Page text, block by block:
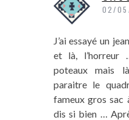
02/
J’ai essayé un
et là, l’horreur
poteaux mais
paraitre le
fameux gros sac
dis si bien …